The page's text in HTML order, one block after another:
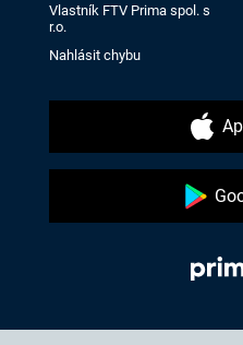
Vlastník FTV Prima spol. s
r.o.
Nahlásit chybu